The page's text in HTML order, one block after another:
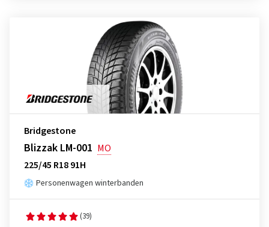
Bridgestone
Blizzak LM-001 MO
225/45 R18 91H
Personenwagen winterbanden
(39)